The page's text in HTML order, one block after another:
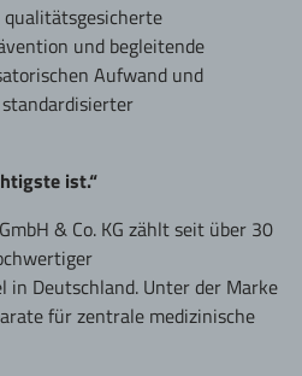
und begleitende
Aufwand und
ist.“
& Co. KG zählt seit über 30
in Deutschland. Unter der Marke
für zentrale medizinische